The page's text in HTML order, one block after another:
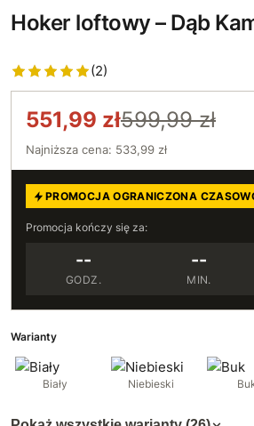
Hoker loftowy – Dąb
(2)
551,99 zł599,99 zł
Najniższa cena: 533,99 zł
PROMOCJA OGRANICZONA
Promocja kończy się za:
--
GODZ.
--
MIN.
Warianty
Biały Niebieski